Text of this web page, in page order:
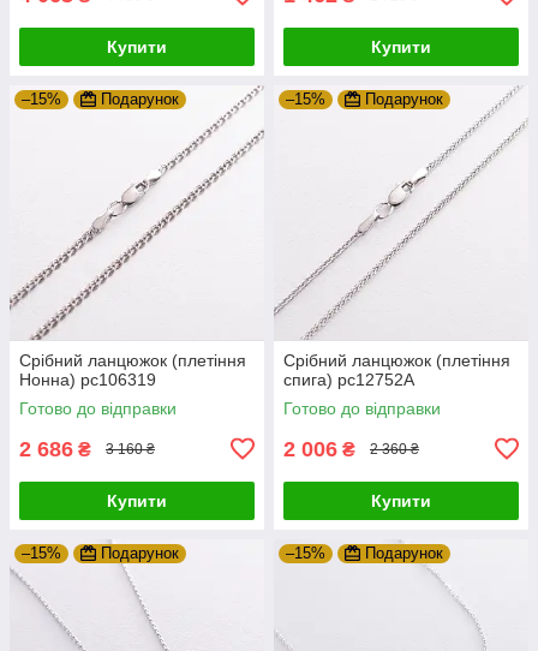
Купити Купити
–15% Подарунок
Срібний ланцюжок (плетіння
Нонна) рс106319
Готово до відправки
2 686 ₴ 3 160 ₴
Купити
–15% Подарунок
Срібний ланцюжок (плетіння
спига) рс12752А
Готово до відправки
2 006 ₴ 2 360 ₴
Купити
–15% Подарунок –15% Подарунок